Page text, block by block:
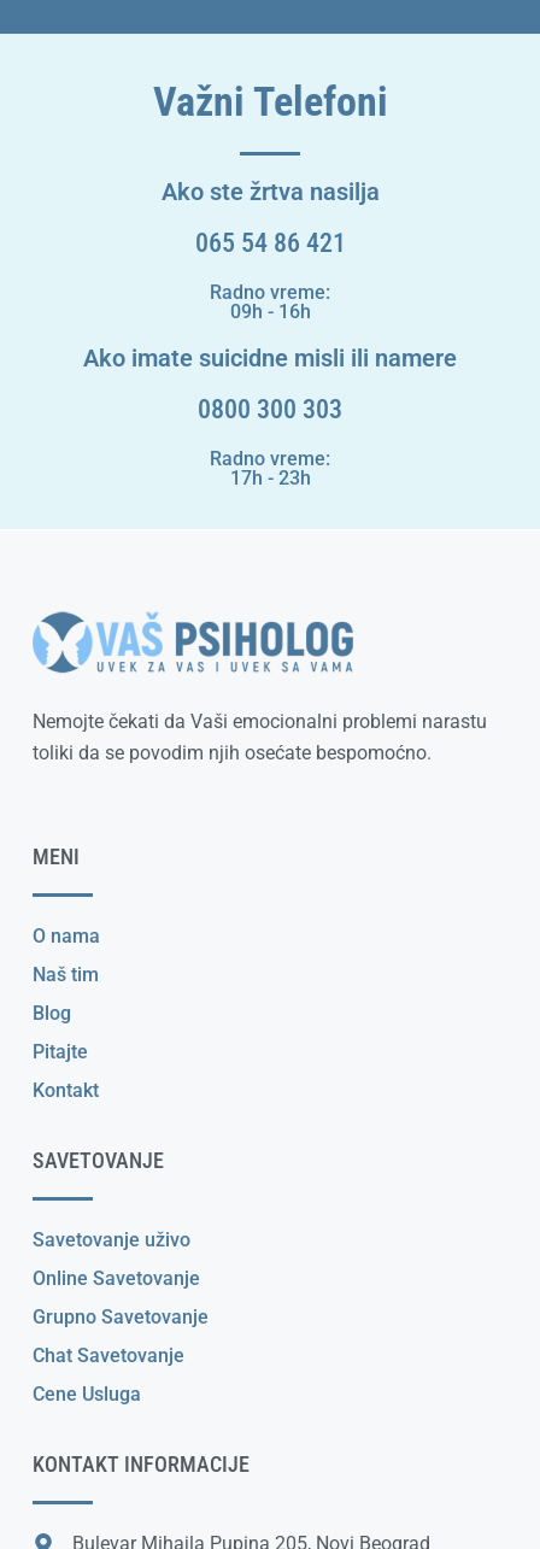
Važni Telefoni
Ako ste žrtva nasilja
065 54 86 421
Radno vreme:
09h - 16h
Ako imate suicidne misli ili namere
0800 300 303
Radno vreme:
17h - 23h
Nemojte čekati da Vaši emocionalni problemi narastu
toliki da se povodim njih osećate bespomoćno.
MENI
O nama
Naš tim
Blog
Pitajte
Kontakt
SAVETOVANJE
Savetovanje uživo
Online Savetovanje
Grupno Savetovanje
Chat Savetovanje
Cene Usluga
KONTAKT INFORMACIJE
Bulevar Mihajla Pupina 205, Novi Beograd